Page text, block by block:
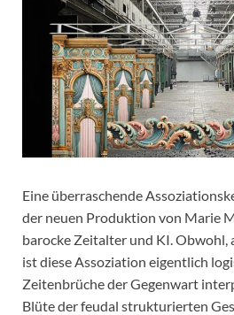
Eine überraschende
der neuen Produktion von Marie
barocke Zeitalter und KI. Obwohl,
ist diese Assoziation eigentlich
Zeitenbrüche der Gegenwart
Blüte der feudal strukturierten